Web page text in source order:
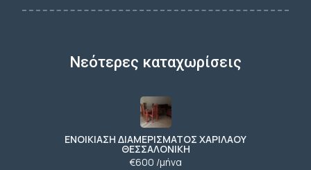
Νεότερες καταχωρίσεις
ΕΝΟΙΚΙΑΣΗ ΔΙΑΜΕΡΙΣΜΑΤΟΣ ΧΑΡΙΛΑΟΥ
ΘΕΣΣΑΛΟΝΙΚΗ
€600 /μήνα